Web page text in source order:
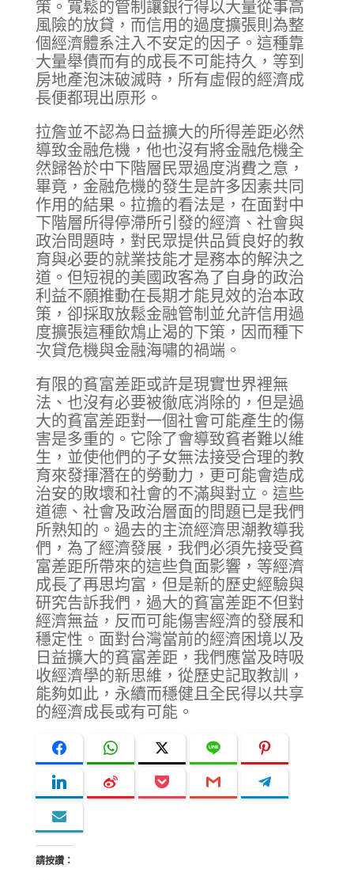
策。寬鬆的管制讓銀行得以大量從事高
風險的放貸，而信用的過度擴張則為整
個經濟體系注入不安定的因子。這種靠
大量舉債而有的成長不可能持久，等到
房地產泡沫破滅時，所有虛假的經濟成
長便都現出原形。
拉詹並不認為日益擴大的所得差距必然
導致金融危機，他也沒有將金融危機全
然歸咎於中下階層民眾過度消費之意，
畢竟，金融危機的發生是許多因素共同
作用的結果。拉擔的看法是，在面對中
下階層所得停滯所引發的經濟、社會與
政治問題時，對民眾提供品質良好的教
育與必要的就業技能才是務本的解決之
道。但短視的美國政客為了自身的政治
利益不願推動在長期才能見效的治本政
策，卻採取放鬆金融管制並允許信用過
度擴張這種飲鴆止渴的下策，因而種下
次貸危機與金融海嘯的禍端。
有限的貧富差距或許是現實世界裡無
法、也沒有必要被徹底消除的，但是過
大的貧富差距對一個社會可能產生的傷
害是多重的。它除了會導致貧者難以維
生，並使他們的子女無法接受合理的教
育來發揮潛在的勞動力，更可能會造成
治安的敗壞和社會的不滿與對立。這些
道德、社會及政治層面的問題已是我們
所熟知的。過去的主流經濟思潮教導我
們，為了經濟發展，我們必須先接受貧
富差距所帶來的這些負面影響，等經濟
成長了再思均富，但是新的歷史經驗與
研究告訴我們，過大的貧富差距不但對
經濟無益，反而可能傷害經濟的發展和
穩定性。面對台灣當前的經濟困境以及
日益擴大的貧富差距，我們應當及時吸
收經濟學的新思維，從歷史記取教訓，
能夠如此，永續而穩健且全民得以共享
的經濟成長或有可能。
請按讚：